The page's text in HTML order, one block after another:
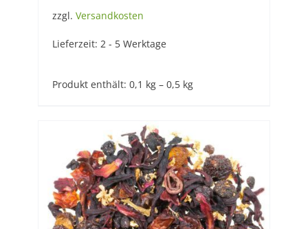
zzgl. Versandkosten
Lieferzeit: 2 - 5 Werktage
Produkt enthält: 0,1 kg – 0,5 kg